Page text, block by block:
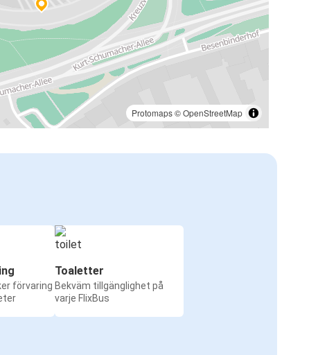
Protomaps©OpenStreetMap
förvaring
Toaletter
Bekväm tillgänglighet på
varje FlixBus